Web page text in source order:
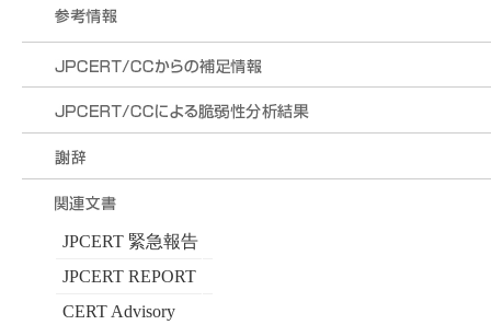
JPCERT 緊急報告
JPCERT REPORT
CERT Advisory